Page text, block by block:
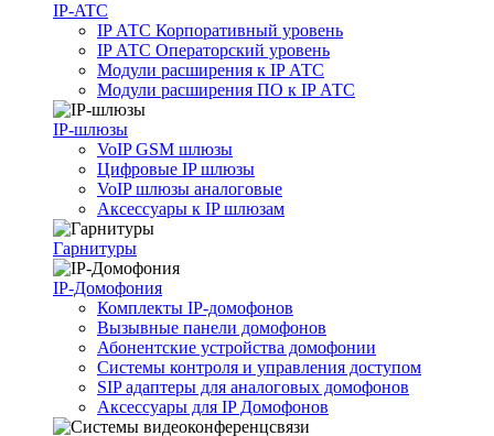
IP-ATC
IP АТС Корпоративный уровень
IP АТС Операторский уровень
Модули расширения к IP АТС
Модули расширения ПО к IP АТС
IP-шлюзы
VoIP GSM шлюзы
Цифровые IP шлюзы
VoIP шлюзы аналоговые
Аксессуары к IP шлюзам
Гарнитуры
IP-Домофония
Комплекты IP-домофонов
Вызывные панели домофонов
Абонентские устройства домофонии
Системы контроля и управления доступом
SIP адаптеры для аналоговых домофонов
Аксессуары для IP Домофонов